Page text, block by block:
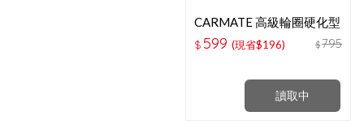
讀取中
CARMATE 高級輪圈硬化型
鍍膜劑-C161
$ 599 (現省$196) $795